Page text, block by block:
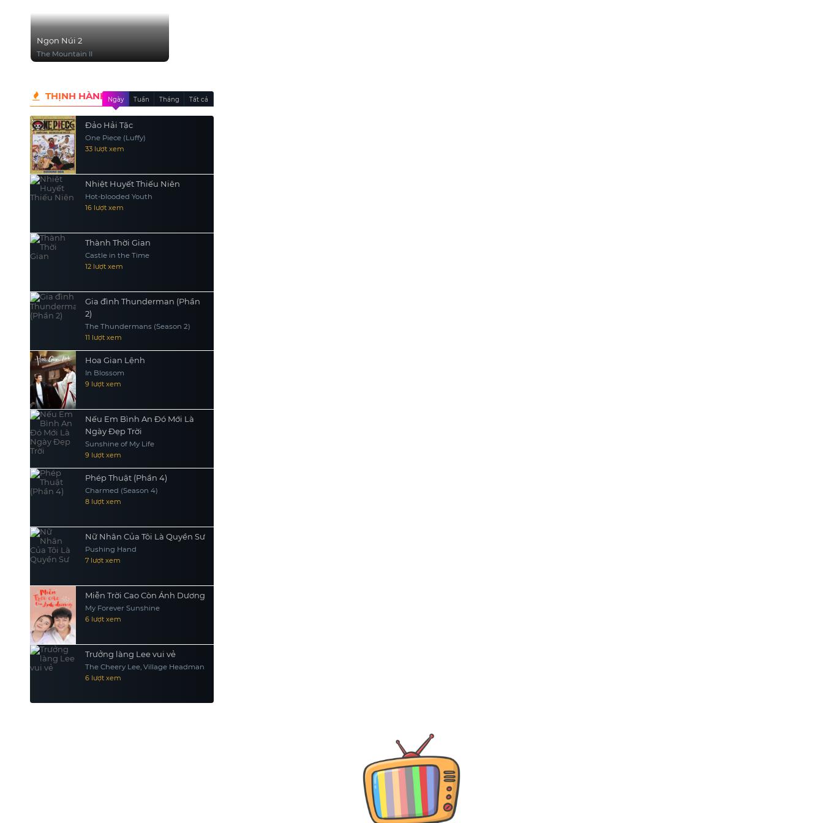
Ngọn Núi 2
The Mountain II
THỊNH HÀNH Ngày Tuần Tháng Tất cả
Đảo Hải Tặc
One Piece (Luffy)
33 lượt xem
Nhiệt Huyết Thiếu Niên
Hot-blooded Youth
16 lượt xem
Thành Thời Gian
Castle in the Time
12 lượt xem
Gia đình Thunderman (Phần
2)
The Thundermans (Season 2)
11 lượt xem
Hoa Gian Lệnh
In Blossom
9 lượt xem
Nếu Em Bình An Đó Mới Là
Ngày Đẹp Trời
Sunshine of My Life
9 lượt xem
Phép Thuật (Phần 4)
Charmed (Season 4)
8 lượt xem
Nữ Nhân Của Tôi Là Quyền Sư
Pushing Hand
7 lượt xem
Miễn Trời Cao Còn Ánh Dương
My Forever Sunshine
6 lượt xem
Trưởng làng Lee vui vẻ
The Cheery Lee, Village Headman
6 lượt xem